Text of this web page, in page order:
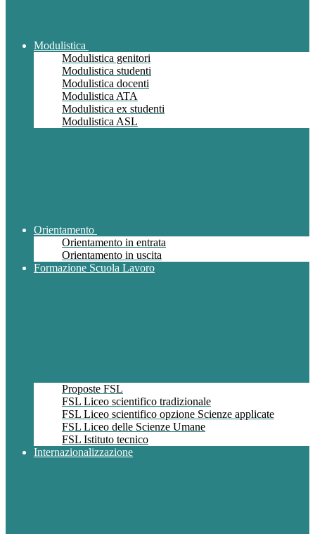
Modulistica
Modulistica genitori
Modulistica studenti
Modulistica docenti
Modulistica ATA
Modulistica ex studenti
Modulistica ASL
Orientamento
Orientamento in entrata
Orientamento in uscita
Formazione Scuola Lavoro
Proposte FSL
FSL Liceo scientifico tradizionale
FSL Liceo scientifico opzione Scienze applicate
FSL Liceo delle Scienze Umane
FSL Istituto tecnico
Internazionalizzazione